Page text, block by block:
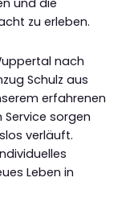
und die
zu erleben.
nach
Schulz aus
erfahrenen
sorgen
verläuft.
Leben in